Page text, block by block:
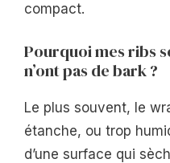
compact.
Pourquoi mes ribs
n’ont pas de bark ?
Le plus souvent, le
étanche, ou trop
d’une surface qui